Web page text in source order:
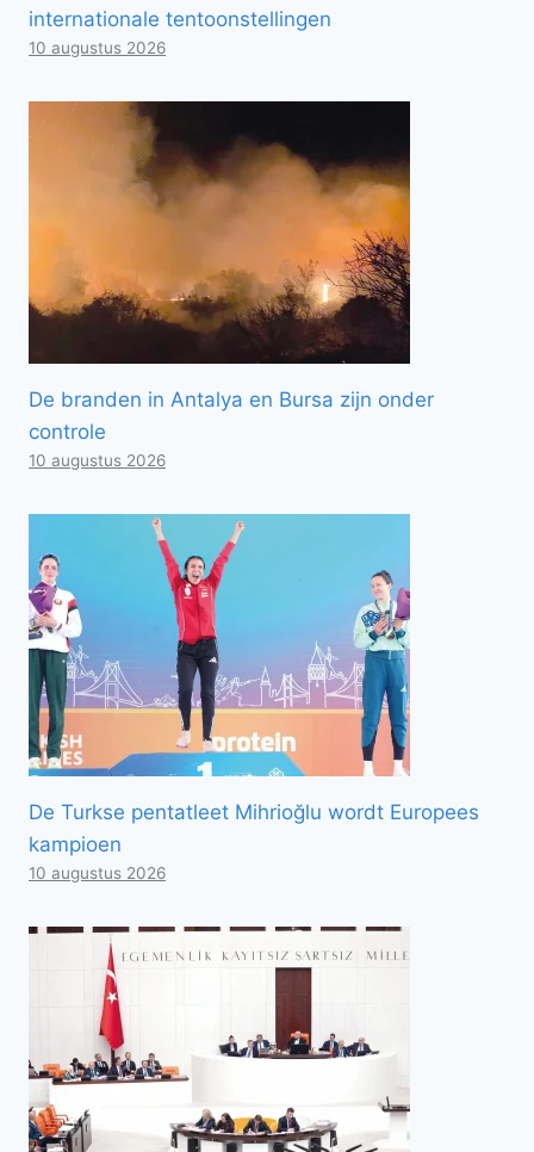
internationale tentoonstellingen
10 augustus 2026
De branden in Antalya en Bursa zijn onder
controle
10 augustus 2026
De Turkse pentatleet Mihrioğlu wordt Europees
kampioen
10 augustus 2026